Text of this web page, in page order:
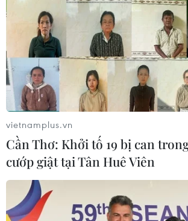
vietnamplus.vn
Cần Thơ: Khởi tố 19 bị can
cướp giật tại Tân Huê Viên